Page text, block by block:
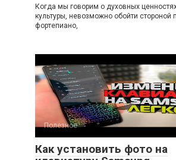
Когда мы говорим о духовных
культуры, невозможно обойти стороной
фортепиано,
Полезное
Как установить фото на